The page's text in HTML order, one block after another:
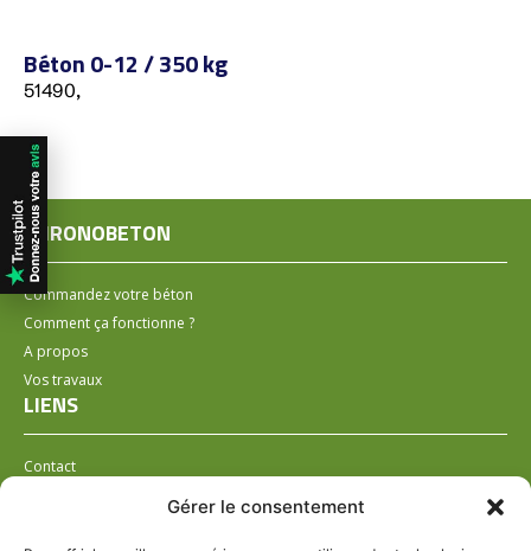
Gérer le consentement
Béton 0-12 / 350 kg
51490,
CHRONOBETON
Commandez votre béton
Comment ça fonctionne ?
A propos
Vos travaux
LIENS
Contact